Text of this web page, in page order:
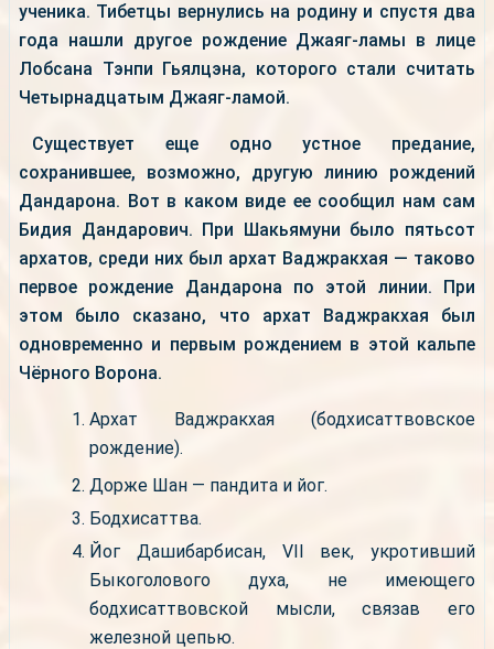
ученика. Тибетцы вернулись на родину и спустя два
года нашли другое рождение Джаяг-ламы в лице
Лобсана Тэнпи Гьялцэна, которого стали считать
Четырнадцатым Джаяг-ламой.
Существует еще одно устное предание,
сохранившее, возможно, другую линию рождений
Дандарона. Вот в каком виде ее сообщил нам сам
Бидия Дандарович. При Шакьямуни было пятьсот
архатов, среди них был архат Ваджракхая — таково
первое рождение Дандарона по этой линии. При
этом было сказано, что архат Ваджракхая был
одновременно и первым рождением в этой кальпе
Чёрного Ворона.
Архат Ваджракхая (бодхисаттвовское
рождение).
Дорже Шан — пандита и йог.
Бодхисаттва.
Йог Дашибарбисан, VII век, укротивший
Быкоголового духа, не имеющего
бодхисаттвовской мысли, связав его
железной цепью.